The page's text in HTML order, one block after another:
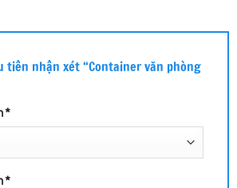
tiên nhận xét “Container văn phòng
*
*